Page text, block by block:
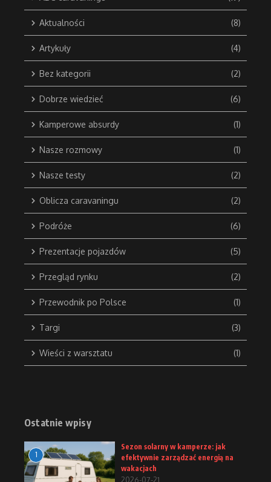
Aktualności (8)
Artykuły (4)
Bez kategorii (2)
Dobrze wiedzieć (6)
Kamperowe absurdy (1)
Nasze rozmowy (1)
Nasze testy (2)
Oblicza caravaningu (2)
Podróże (6)
Prezentacje pojazdów (5)
Przegląd rynku (2)
Przewodnik po Polsce (1)
Targi (3)
Wieści z warsztatu (1)
Ostatnie wpisy
1
Sezon solarny w kamperze: jak
efektywnie zarządzać energią na
wakacjach
2026-07-21